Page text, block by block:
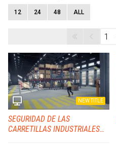
12 24 48 ALL
SEGURIDAD DE LAS
CARRETILLAS INDUSTRIALES
NEW TITLE